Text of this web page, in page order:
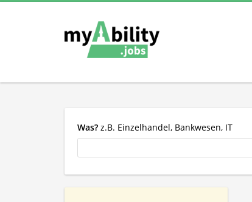
Was? z.B. Einzelhandel, Bankwesen, IT